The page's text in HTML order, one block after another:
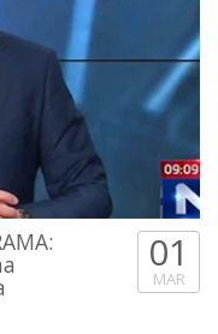
01
MAR